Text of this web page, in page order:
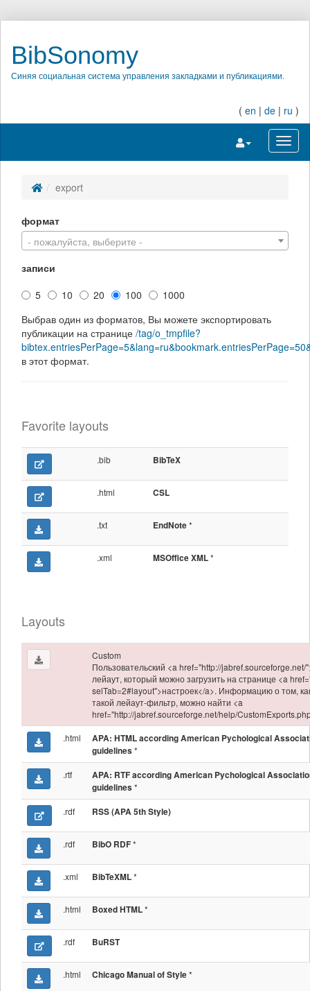
BibSonomy
Синяя социальная система управления закладками и публикациями.
( en | de | ru )
Переключить
export
формат
- пожалуйста, выберите -
записи
5
10 20 100
1000
Выбрав один из форматов, Вы можете экспортировать
публикации на странице /tag/o_tmpfile?
в этот формат.
Favorite layouts
.bib BibTeX
.html CSL
.txt EndNote*
.xml MSOffice XML*
Layouts
Custom
Пользовательский <a href="http://jabref.sourceforge.net/
лейаут, который можно загрузить на странице <a
selTab=2#layout">настроек</a>. Информацию о том,
такой лейаут-фильтр, можно найти <a
href="http://jabref.sourceforge.net/help/
.html
APA: HTML according American Pychological
guidelines *
.rtf
APA: RTF according American Pychological
guidelines *
.rdf RSS (APA 5th Style)
.rdf BibO RDF*
.xml BibTeXML*
.html Boxed HTML*
.rdf BuRST
.html Chicago Manual of Style*